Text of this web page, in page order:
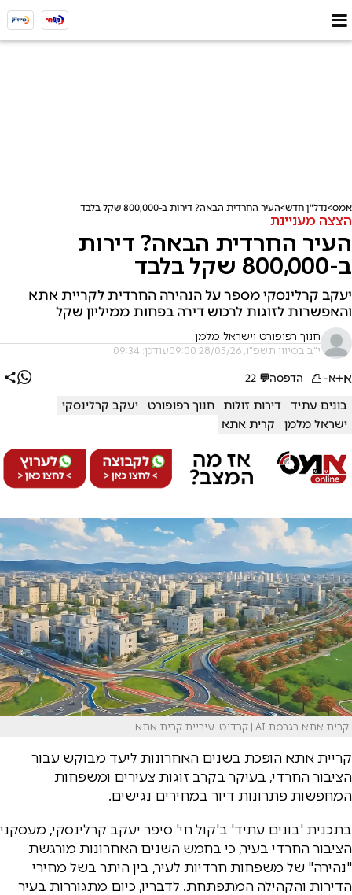
אמס נדל"ן חדש העיר החרדית הבאה? דירות ב-800,000 שקל בלבד
הצצה מעניינת
העיר החרדית הבאה? דירות
ב-800,000 שקל בלבד
יעקב קרלינסקי מספר על הנהירה החרדית לקריית אתא
והאפשרות לזוגות לרכוש דירה בפחות ממיליון שקל
חנוך רפופורט וישראל מלמן
י"ב בסיוון תשפ"ו, 28/05/26 09:00 עודכן: 09:34
א+א- הדפסה💬
22
בונים עתיד דירות זולות חנוך רפופורט
יעקב קרלינסקי
ישראל מלמן
קרית אתא
קרית אתא בגרסת AI | קרדיט: עיריית קרית אתא
קריית אתא הופכת בשנים האחרונות ליעד מבוקש עבור
הציבור החרדי, בעיקר בקרב זוגות צעירים ומשפחות
המחפשות פתרונות דיור במחירים נגישים.
בתכנית 'בונים עתיד' ב'קול חי' סיפר יעקב קרלינסקי, מעסקני
הציבור החרדי בעיר, כי בחמש השנים האחרונות מורגשת
"נהירה" של משפחות חרדיות לעיר, בין היתר בשל מחירי
הדירות והקהילה המתפתחת. לדבריו, כיום מתגוררות בעיר